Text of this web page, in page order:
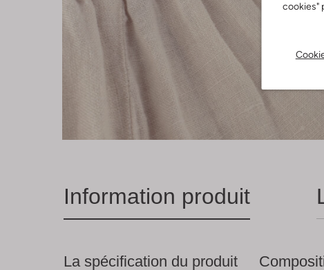
cookies"
Information produit
La spécification du produit